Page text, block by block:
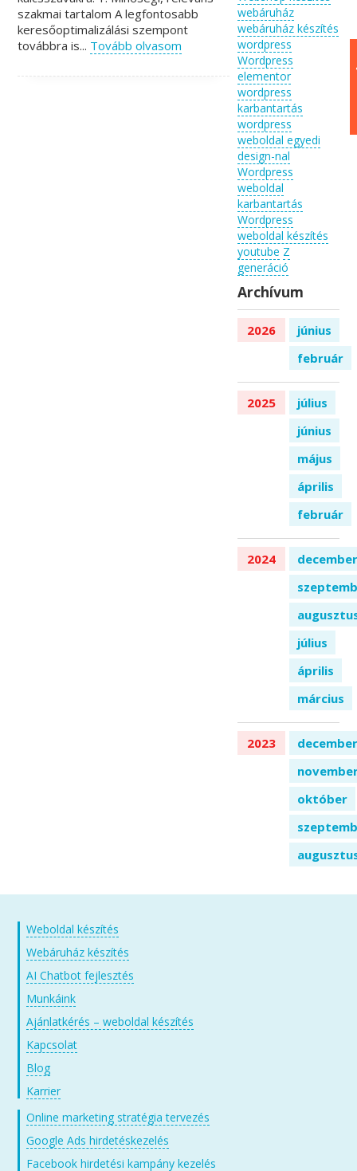
szakmai tartalom A legfontosabb
keresőoptimalizálási szempont
továbbra is... Tovább olvasom
webáruház
webáruház készítés
wordpress
Wordpress
elementor
wordpress
karbantartás
wordpress
weboldal egyedi
design-nal
Wordpress
weboldal
karbantartás
Wordpress
weboldal készítés
youtube Z
generáció
Archívum
2026
június
február
2025
július
június
május
április
február
2024
december
július
április
március
2023
december
október
Weboldal készítés
Webáruház készítés
AI Chatbot fejlesztés
Munkáink
Ajánlatkérés – weboldal készítés
Kapcsolat
Blog
Karrier
Online marketing stratégia tervezés
Google Ads hirdetéskezelés
Facebook hirdetési kampány kezelés